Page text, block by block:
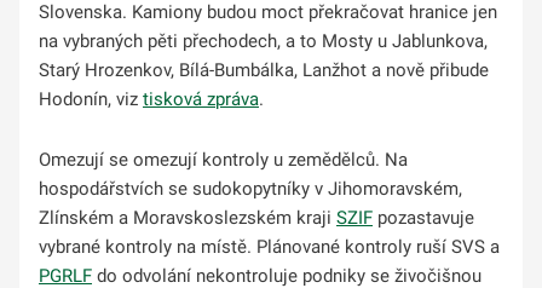
Slovenska. Kamiony budou moct překračovat hranice jen
na vybraných pěti přechodech, a to Mosty u Jablunkova,
Starý Hrozenkov, Bílá-Bumbálka, Lanžhot a nově přibude
Hodonín, viz tisková zpráva.
Omezují se omezují kontroly u zemědělců. Na
hospodářstvích se sudokopytníky v Jihomoravském,
Zlínském a Moravskoslezském kraji SZIF pozastavuje
vybrané kontroly na místě. Plánované kontroly ruší SVS a
PGRLF do odvolání nekontroluje podniky se živočišnou